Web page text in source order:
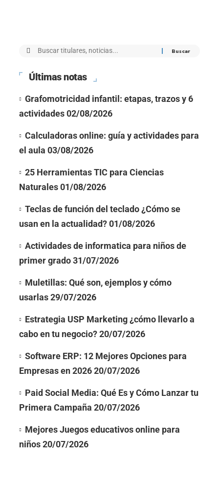
Últimas notas
Grafomotricidad infantil: etapas, trazos y 6
actividades02/08/2026
Calculadoras online: guía y actividades para
el aula 03/08/2026
25 Herramientas TIC para Ciencias
Naturales01/08/2026
Teclas de función del teclado ¿Cómo se
usan en la actualidad?01/08/2026
Actividades de informatica para niños de
primer grado31/07/2026
Muletillas: Qué son, ejemplos y cómo
usarlas29/07/2026
Estrategia USP Marketing ¿cómo llevarlo a
cabo en tu negocio?20/07/2026
Software ERP: 12 Mejores Opciones para
Empresas en 202620/07/2026
Paid Social Media: Qué Es y Cómo Lanzar tu
Primera Campaña 20/07/2026
Mejores Juegos educativos online para
niños20/07/2026